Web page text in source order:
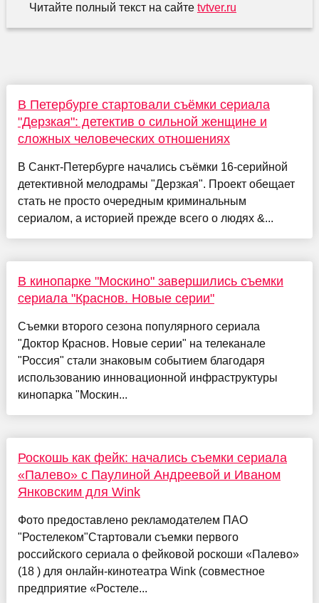
Читайте полный текст на сайте tvtver.ru
В Петербурге стартовали съёмки сериала
"Дерзкая": детектив о сильной женщине и
сложных человеческих отношениях
В Санкт‑Петербурге начались съёмки 16‑серийной
детективной мелодрамы "Дерзкая". Проект обещает
стать не просто очередным криминальным
сериалом, а историей прежде всего о людях &...
В кинопарке "Москино" завершились съемки
сериала "Краснов. Новые серии"
Съемки второго сезона популярного сериала
"Доктор Краснов. Новые серии" на телеканале
"Россия" стали знаковым событием благодаря
использованию инновационной инфраструктуры
кинопарка "Москин...
Роскошь как фейк: начались съемки сериала
«Палево» с Паулиной Андреевой и Иваном
Янковским для Wink
Фото предоставлено рекламодателем ПАО
"Ростелеком"Стартовали съемки первого
российского сериала о фейковой роскоши «Палево»
(18 ) для онлайн-кинотеатра Wink (совместное
предприятие «Ростеле...